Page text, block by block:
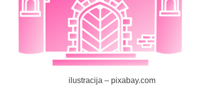
ilustracija – pixabay.com